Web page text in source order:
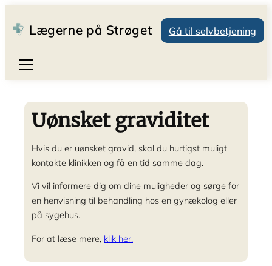
Lægerne på Strøget Gå til selvbetjening
Videokonsultation
Prævention
Kobberspiral
Nødprævention med kobberspiral
Spiral skift
Selvtest for Chlamydia og Gonoré
Attester
Gruppe 2 patienter
Åbningstider
Tidsbestilling
Ved akut opstået sygdom
Tid samme uge
Morgen drop-in, læge
Morgen drop-in, blodprøver og EKG
Ofte stillede spørgsmål
Gravide / Børn
Beregn termin – link
Graviditetsscanninger
Oversigt
Tidlig scanning
Book scanning
Ønsket gravid
Uønsket gravid
Vacciner til gravide – link
Børneundersøgelser og vaccinationer
Børnelægernes børnetips
Om os
Speciallæger
Lægevikarer
Sygeplejersker
Jordemødre
Sekretærer
Administration
Speciallæger – generelt
Gynækologer
Plastikkirurgi
Hudlæger
Hjertelæger
Medicin
Røntgen & ultralyd
Blodprøve-lab
Selvbetjening
Uønsket graviditet
Hvis du er uønsket gravid, skal du hurtigst muligt
kontakte klinikken og få en tid samme dag.
Vi vil informere dig om dine muligheder og sørge for
en henvisning til behandling hos en gynækolog eller
på sygehus.
For at læse mere, klik her.